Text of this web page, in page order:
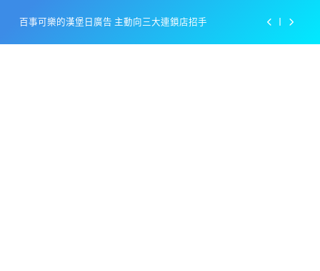
content
美樂啤酒開發”啤酒專用”手套